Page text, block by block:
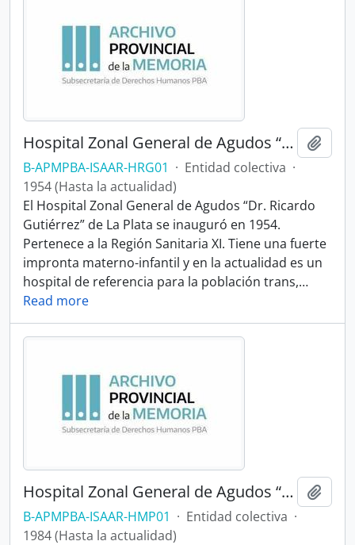
Hospital Zonal General de Agudos “Dr. Ricardo Gutiérrez”
B-APMPBA-ISAAR-HRG01 · Entidad colectiva ·
1954 (Hasta la actualidad)
El Hospital Zonal General de Agudos “Dr. Ricardo
Gutiérrez” de La Plata se inauguró en 1954.
Pertenece a la Región Sanitaria XI. Tiene una fuerte
impronta materno-infantil y en la actualidad es un
hospital de referencia para la población trans,…
Read more
Hospital Zonal General de Agudos “Mi Pueblo”
B-APMPBA-ISAAR-HMP01 · Entidad colectiva ·
1984 (Hasta la actualidad)